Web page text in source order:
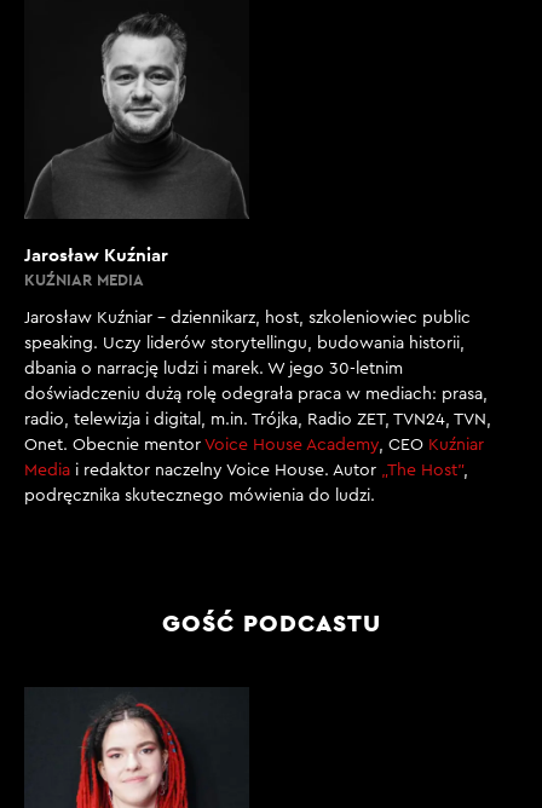
czas pod wrażeniem i cały czas jeszcze trochę się z
tego otrząsam i próbuję w to uwierzyć.
[00:02:00]
REDAKTOR J. KUŹNIAR: Sama zerkasz w gwiazdy, a tu
się nagle okazało, że jesteś gwiazdą internetu - w
jakimś pozytywnym tego słowa znaczeniu.
Z. KACZMAREK: Nie jestem przyzwyczajona do bycia
dla mnie.
[00:02:13]
REDAKTOR J. KUŹNIAR: W sumie bez tego byłoby
ciężko, nie?
[00:02:16]
dzieciaków jak ja, które np. nie odważyło się zrobić
więc może coś się ruszy.
[00:02:40]
REDAKTOR J. KUŹNIAR: Podsumowując, jesteś szaloną
Jarosław Kuźniar
KUŹNIAR MEDIA
Jarosław Kuźniar – dziennikarz, host, szkoleniowiec public
speaking. Uczy liderów storytellingu, budowania historii,
dbania o narrację ludzi i marek. W jego 30-letnim
doświadczeniu dużą rolę odegrała praca w mediach: prasa,
radio, telewizja i digital, m.in. Trójka, Radio ZET, TVN24, TVN,
Onet. Obecnie mentor Voice House Academy, CEO Kuźniar
Media i redaktor naczelny Voice House. Autor „The Host”,
podręcznika skutecznego mówienia do ludzi.
GOŚĆ PODCASTU